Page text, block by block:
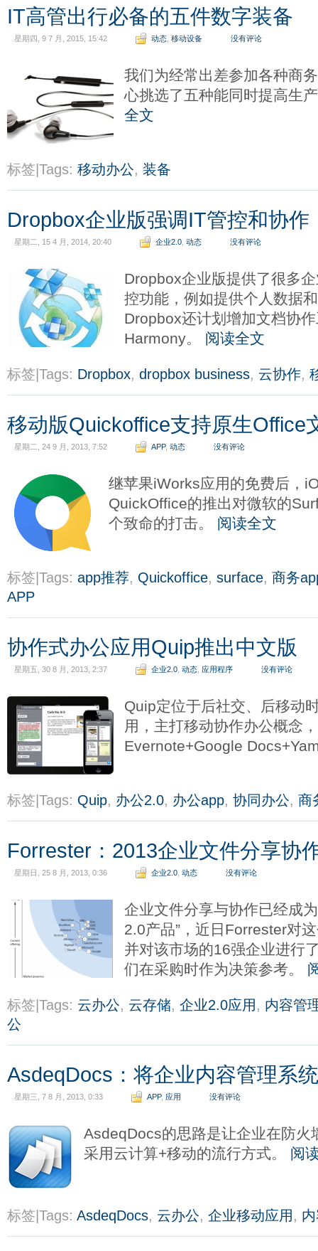
IT高管出行必备的五件数字装备
星期四, 9 7 月, 2015, 15:42 动态 移动设备 没有评论
我们为经常出差参加各种商
心挑选了五种能同时提高生
全文
标签|Tags: 移动办公, 装备
Dropbox企业版强调IT管控和协作
星期二, 15 4 月, 2014, 20:40 企业2.0 动态 没有评论
Dropbox企业版提供了很多
控功能，例如提供个人数据
Dropbox还计划增加文档协
Harmony。 阅读全文
标签|Tags: Dropbox, dropbox business, 云协作,
移动版Quickoffice支持原生Office
星期二, 24 9 月, 2013, 7:52 APP, 动态 没有评论
继苹果iWorks应用的免费后，
QuickOffice的推出对微软的
个致命的打击。 阅读全文
标签|Tags: app推荐, Quickoffice, surface, 商务
APP
协作式办公应用Quip推出中文版
星期五, 30 8 月, 2013, 2:37 企业2.0 动态 应用程序 没有评论
Quip定位于后社交、后移动
用，主打移动协作办公概念
Evernote+Google
标签|Tags: Quip, 办公2.0, 办公app, 协同办公, 商
Forrester：2013企业文件分享协
星期日, 25 8 月, 2013, 0:36 企业2.0 动态 没有评论
企业文件分享与协作已经成
2.0产品”，近日Forrester对
并对该市场的16强企业进行
们在采购时作为决策参考。
标签|Tags: 云办公, 云存储, 企业2.0应用 , 内容管
公
AsdeqDocs：将企业内容管理系
星期三, 7 8 月, 2013, 0:33 APP, 应用 没有评论
AsdeqDocs的思路是让企业在防火
采用云计算+移动的流行方式。 阅
标签|Tags: AsdeqDocs, 云办公, 企业移动应用 ,